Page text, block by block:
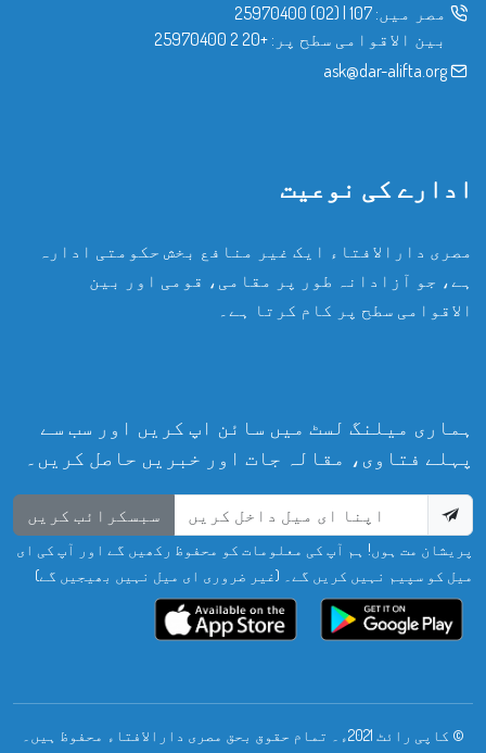
مصر میں: 107
|
(02) 25970400
بین الاقوامی سطح پر: +20 2 25970400
ask@dar-alifta.org
ادارے کی نوعیت
مصری دارالافتاء ایک غیر منافع بخش حکومتی ادارہ
ہے، جو آزادانہ طور پر مقامی، قومی اور بین
الاقوامی سطح پر کام کرتا ہے۔
ہماری میلنگ لسٹ میں سائن اپ کریں اور سب سے
پہلے فتاوی، مقالہ جات اور خبریں حاصل کریں۔
سبسکرائب کریں
پریشان مت ہوں! ہم آپ کی معلومات کو محفوظ رکھیں گے اور آپ کی ای
میل کو سپیم نہیں کریں گے۔ (غیر ضروری ای میل نہیں بھیجیں گے)
© کاپی رائٹ 2021ء۔ تمام حقوق بحق مصری دارالافتاء محفوظ ہیں۔